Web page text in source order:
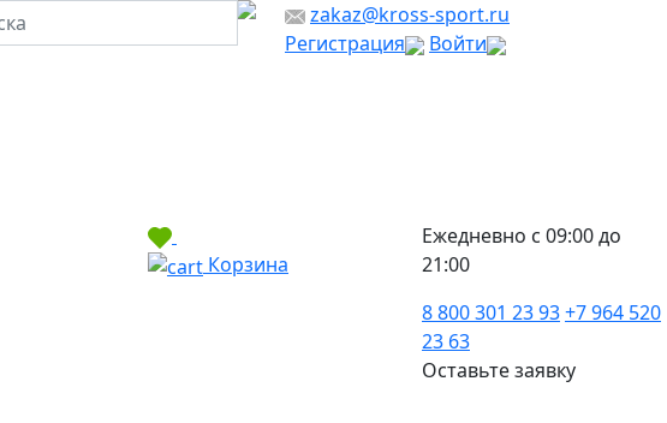
zakaz@kross-sport.ru
Регистрация
Войти
Корзина
Ежедневно с 09:00 до
21:00
8 800 301 23 93+7 964 520
23 63
Оставьте заявку